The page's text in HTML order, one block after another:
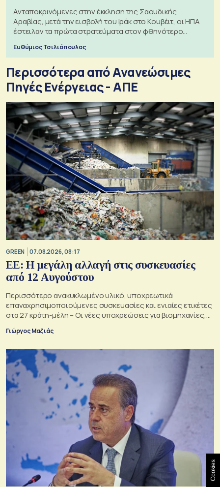
Ανταποκρινόμενες στην έκκληση της Σαουδικής
Αραβίας, μετά την εισβολή του Ιράκ στο Κουβέιτ, οι ΗΠΑ
έστειλαν τα πρώτα στρατεύματα στον φθηνότερο
Ευθύμιος Τσιλιόπουλος
Περισσότερα από Ανανεώσιμες
Πηγές Ενέργειας - ΑΠΕ
GREEN 07.08.2026, 08:17
ΕΕ: Η μεγάλη αλλαγή στις συσκευασίες
από 12 Αυγούστου
Περισσότερο ανακυκλωμένο υλικό, υποχρεωτικά
επαναχρησιμοποιούμενες συσκευασίες και ενιαίες ετικέτες
στα 27 κράτη-μέλη – Οι νέες υποχρεώσεις για βιομηχανίες,
Γιώργος Μαζιάς
Cookies